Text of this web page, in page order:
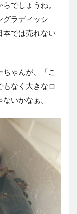
でしょうね。
グラディッシ
本では売れない
ゃんが、「こ
もなく大きなロ
いかなぁ。